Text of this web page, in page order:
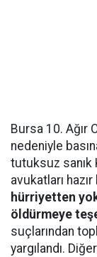
Bursa 10. Ağır
nedeniyle
tutuksuz sanık
avukatları
hürriyetten
öldürmeye
suçlarından
yargılandı.